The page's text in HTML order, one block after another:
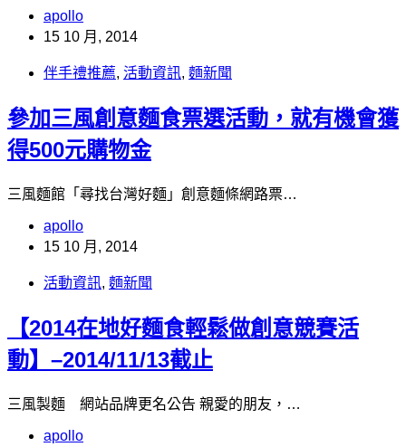
apollo
15 10 月, 2014
伴手禮推薦, 活動資訊, 麵新聞
參加三風創意麵食票選活動，就有機會獲
得500元購物金
三風麵館「尋找台灣好麵」創意麵條網路票…
apollo
15 10 月, 2014
活動資訊, 麵新聞
【2014在地好麵食輕鬆做創意競賽活
動】–2014/11/13截止
三風製麵 網站品牌更名公告 親愛的朋友，…
apollo